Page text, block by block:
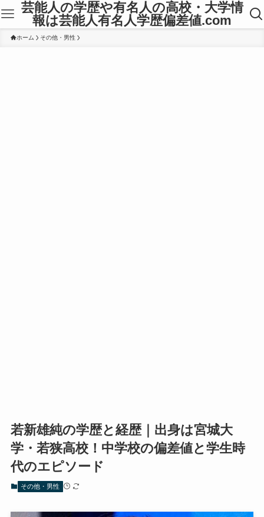
芸能人の学歴や有名人の高校・大学情
報は芸能人有名人学歴偏差値.com
ホーム その他・男性
若新雄純の学歴と経歴｜出身は宮城大
学・若狭高校！中学校の偏差値と学生時
代のエピソード
その他・男性